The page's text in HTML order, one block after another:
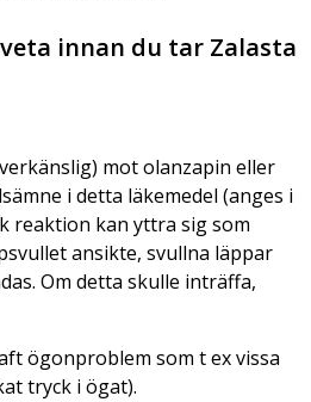
innan du tar Zalasta
mot olanzapin eller
i detta läkemedel (anges i
reaktion kan yttra sig som
ansikte, svullna läppar
Om detta skulle inträffa,
ögonproblem som t ex vissa
tryck i ögat).